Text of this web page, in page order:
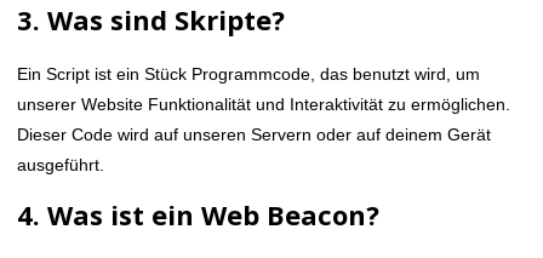
3. Was sind Skripte?
Ein Script ist ein Stück Programmcode, das benutzt wird, um
unserer Website Funktionalität und Interaktivität zu ermöglichen.
Dieser Code wird auf unseren Servern oder auf deinem Gerät
ausgeführt.
4. Was ist ein Web Beacon?